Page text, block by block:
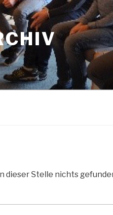
dieser Stelle nichts